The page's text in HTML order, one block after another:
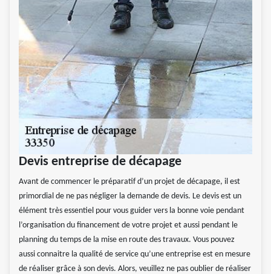
Devis entreprise de décapage
Avant de commencer le préparatif d’un projet de décapage, il est
primordial de ne pas négliger la demande de devis. Le devis est un
élément très essentiel pour vous guider vers la bonne voie pendant
l’organisation du financement de votre projet et aussi pendant le
planning du temps de la mise en route des travaux. Vous pouvez
aussi connaitre la qualité de service qu’une entreprise est en mesure
de réaliser grâce à son devis. Alors, veuillez ne pas oublier de réaliser